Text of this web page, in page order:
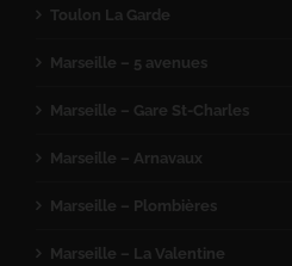
Toulon La Garde
Marseille – 5 avenues
Marseille – Gare St-Charles
Marseille – Arnavaux
Marseille – Plombières
Marseille – La Valentine